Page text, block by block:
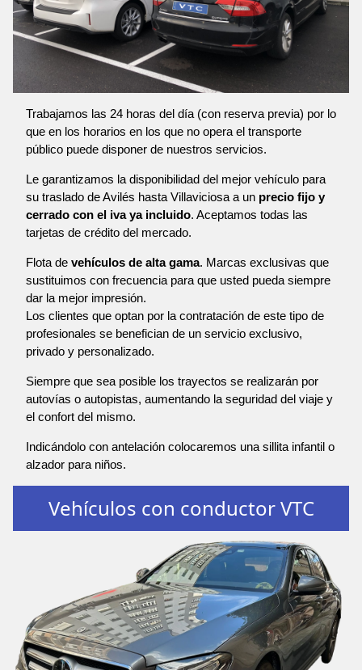
Trabajamos las 24 horas del día (con reserva previa) por lo
que en los horarios en los que no opera el transporte
público puede disponer de nuestros servicios.
Le garantizamos la disponibilidad del mejor vehículo para
su traslado de Avilés hasta Villaviciosa a un precio fijo y
cerrado con el iva ya incluido. Aceptamos todas las
tarjetas de crédito del mercado.
Flota de vehículos de alta gama. Marcas exclusivas que
sustituimos con frecuencia para que usted pueda siempre
dar la mejor impresión.
Los clientes que optan por la contratación de este tipo de
profesionales se benefician de un servicio exclusivo,
privado y personalizado.
Siempre que sea posible los trayectos se realizarán por
autovías o autopistas, aumentando la seguridad del viaje y
el confort del mismo.
Indicándolo con antelación colocaremos una sillita infantil o
alzador para niños.
Vehículos con conductor VTC